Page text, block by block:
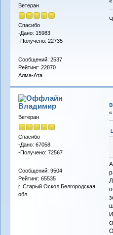
Ветеран
Спасибо
-Дано: 15983
-Получено: 22735
Сообщений: 2537
Рейтинг: 22870
Алма-Ата
Владимиp
Ветеран
Спасибо
-Дано: 67058
-Получено: 72567
Сообщений: 9504
Рейтинг: 65535
г. Старый Оскол Белгородская
обл.
«